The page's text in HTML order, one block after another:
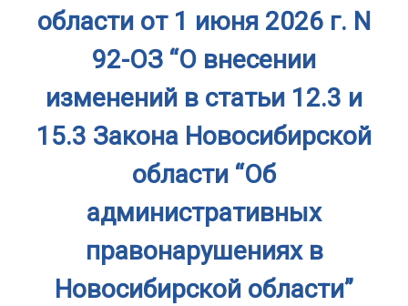
области от 1 июня 2026 г. N
92-ОЗ “О внесении
изменений в статьи 12.3 и
15.3 Закона Новосибирской
области “Об
административных
правонарушениях в
Новосибирской области”